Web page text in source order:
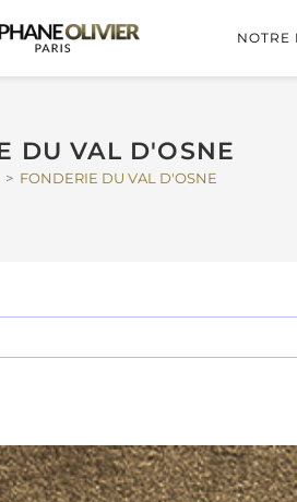
NOTRE
DU VAL D'OSNE
> FONDERIE DU VAL D'OSNE